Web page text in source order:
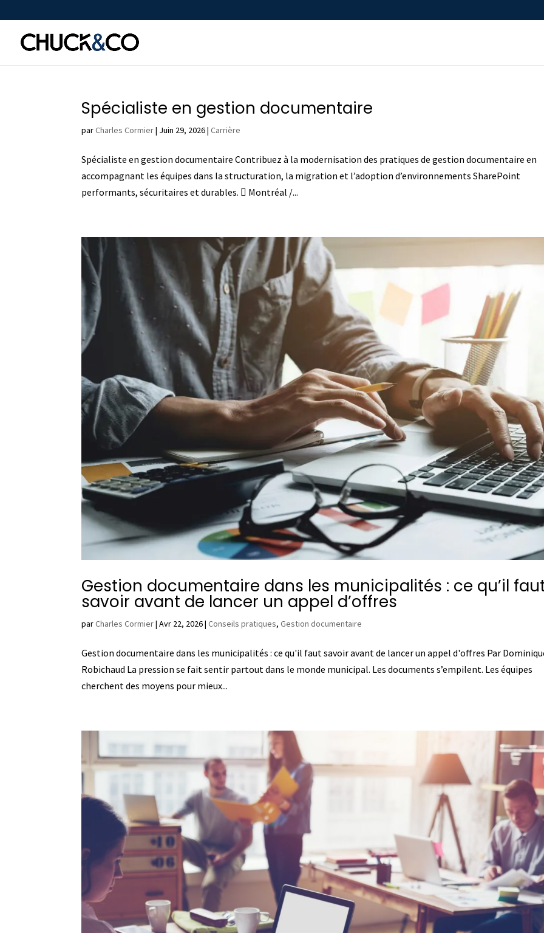
Spécialiste en gestion documentaire
parCharles Cormier| Juin 29, 2026|Carrière
Spécialiste en gestion documentaire Contribuez à la modernisation des pratiques de gestion documentaire en
accompagnant les équipes dans la structuration, la migration et l’adoption d’environnements SharePoint
performants, sécuritaires et durables.  Montréal /...
Gestion documentaire dans les municipalités : ce qu’il
savoir avant de lancer un appel d’offres
parCharles Cormier|Avr 22, 2026|Conseils pratiques,Gestion documentaire
Gestion documentaire dans les municipalités : ce qu'il faut savoir avant de lancer un appel d'offres Par
Robichaud La pression se fait sentir partout dans le monde municipal. Les documents s’empilent. Les équipes
cherchent des moyens pour mieux...